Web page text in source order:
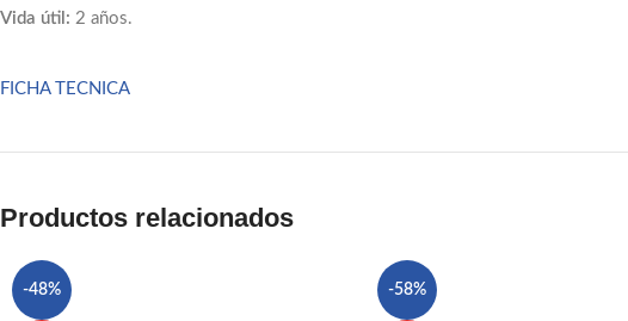
Vida útil: 2 años.
FICHA TECNICA
Productos relacionados
-48% -58%
linkedin